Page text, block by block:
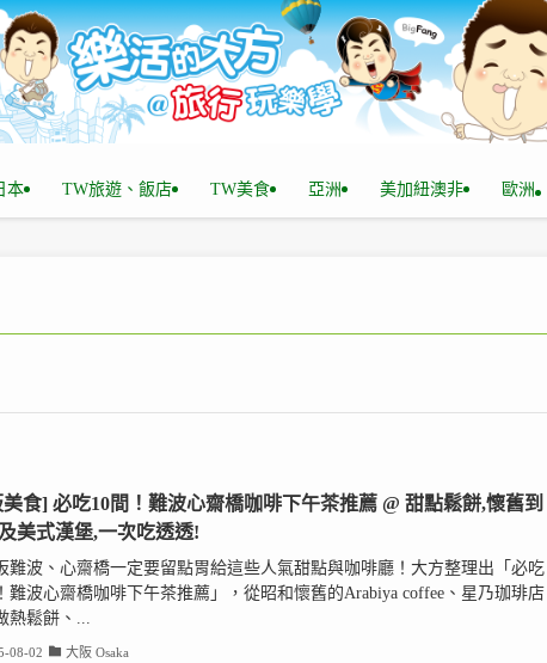
本 TW旅遊、飯店 TW美食 亞洲 美加紐澳非 歐洲
食] 必吃10間！難波心齋橋咖啡下午茶推薦 @ 甜點鬆餅,懷舊到
美式漢堡,一次吃透透!
難波、心齋橋一定要留點胃給這些人氣甜點與咖啡廳！大方整理出「必吃
難波心齋橋咖啡下午茶推薦」，從昭和懷舊的Arabiya coffee、星乃珈琲店
熱鬆餅、...
08-02 大阪 Osaka